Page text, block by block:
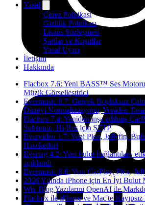
Yasal
Çerez Politikası
Gizlilik Politikası
Lisans Sözleşmesi
Şartlar ve Koşullar
Yasal Uyarı
İletişim
Hakkında
Flacbox 7.6: Yeni BASS™ Ses
Müzik Görselleştirici
Evermusic 8.7: Gerçek Boşluksuz
Düzeyi Normalizasyonu, Yeniden
Flacbox 7.4: Yeniden inşa edilmiş
Subsonic, Hi-Res için SFTP
Evervideo 1.7: Yeni Plex, Jellyfin,
Hareketleri
Evertag 4.2: Yeni bulut bağlantıları,
açıklandı
Evermusic 8.6: Yeni CarPlay, Plex,
2026 Yılında iPhone için En İyi Bulut
Wix Blog Yazılarını OpenAI ile
Flacbox ile iPhone ve Mac'te